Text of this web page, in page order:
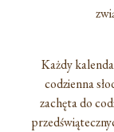
Każdy
codzienna
zachęta do